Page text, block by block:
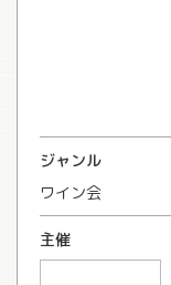
ジャンル
ワイン会
主催